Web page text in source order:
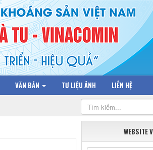
VĂN BẢN TƯ LIỆU ẢNH LIÊN HỆ
WEBSITE